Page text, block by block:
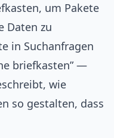
um Pakete
Daten zu
in Suchanfragen
briefkasten” —
wie
so gestalten, dass